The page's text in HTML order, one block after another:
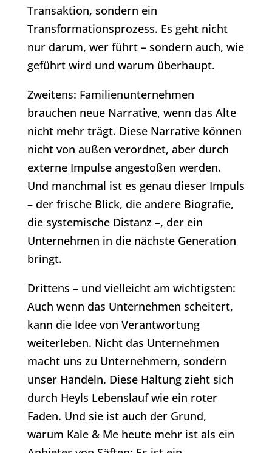
Transaktion, sondern ein
Transformationsprozess. Es geht nicht
nur darum, wer führt – sondern auch, wie
geführt wird und warum überhaupt.
Zweitens: Familienunternehmen
brauchen neue Narrative, wenn das Alte
nicht mehr trägt. Diese Narrative können
nicht von außen verordnet, aber durch
externe Impulse angestoßen werden.
Und manchmal ist es genau dieser Impuls
– der frische Blick, die andere Biografie,
die systemische Distanz –, der ein
Unternehmen in die nächste Generation
bringt.
Drittens – und vielleicht am wichtigsten:
Auch wenn das Unternehmen scheitert,
kann die Idee von Verantwortung
weiterleben. Nicht das Unternehmen
macht uns zu Unternehmern, sondern
unser Handeln. Diese Haltung zieht sich
durch Heyls Lebenslauf wie ein roter
Faden. Und sie ist auch der Grund,
warum Kale & Me heute mehr ist als ein